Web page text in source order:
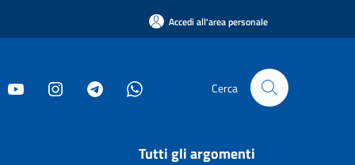
Accedi all'area personale
Cerca
Tutti gli argomenti